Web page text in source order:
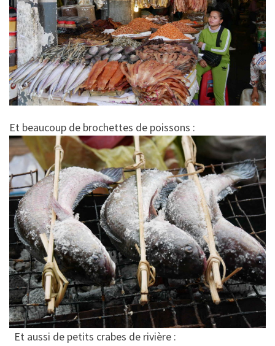
Et beaucoup de brochettes de poissons :
Et aussi de petits crabes de rivière :